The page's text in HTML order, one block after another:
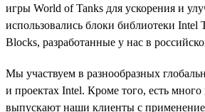
игры World of Tanks для ускорения и
использовались блоки библиотеки Intel
Blocks, разработанные у нас в
Мы участвуем в разнообразных
и проектах Intel. Кроме того, есть
выпускают наши клиенты с